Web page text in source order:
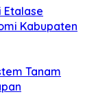
Etalase
Kabupaten
Tanam